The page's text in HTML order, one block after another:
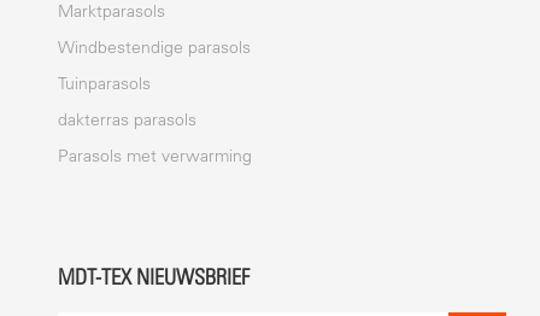
Marktparasols
Windbestendige parasols
Tuinparasols
dakterras parasols
Parasols met verwarming
MDT-TEX NIEUWSBRIEF